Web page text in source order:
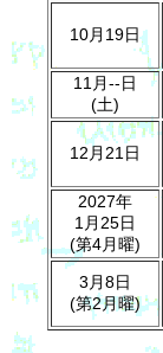
10月19日
11月--日
(土)
12月21日
2027年
1月25日
(第4月曜)
3月8日
(第2月曜)